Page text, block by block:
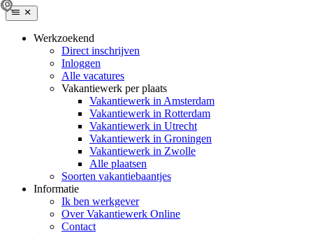
Werkzoekend
Direct inschrijven
Inloggen
Alle vacatures
Vakantiewerk per plaats
Vakantiewerk in Amsterdam
Vakantiewerk in Rotterdam
Vakantiewerk in Utrecht
Vakantiewerk in Groningen
Vakantiewerk in Zwolle
Alle plaatsen
Soorten vakantiebaantjes
Informatie
Ik ben werkgever
Over Vakantiewerk Online
Contact